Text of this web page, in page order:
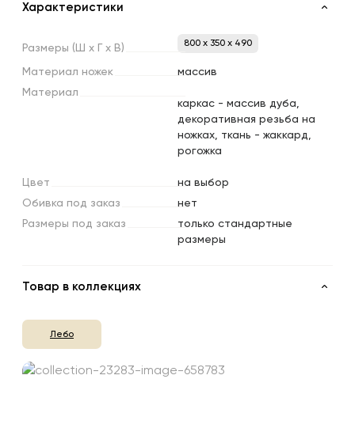
Характеристики
Размеры (Ш х х В) 800 x 350 x 490
Материал ножек
массив
Материал
каркас - массив дуба,
декоративная резьба на
ножках, ткань - жаккард,
рогожка
Цвет
на выбор
Обивка под заказ
нет
Размеры под заказ
только стандартные
размеры
Товар в коллекциях
Лебо